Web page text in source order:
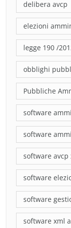
delibera avcp
elezioni
legge 190 /
obblighi
Pubbliche
software
software
software avcp
software
software
software xml